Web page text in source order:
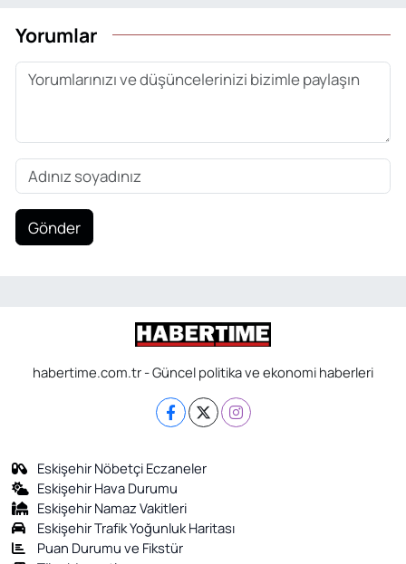
Yorumlar
Gönder
habertime.com.tr - Güncel politika ve ekonomi haberleri
Eskişehir Nöbetçi Eczaneler
Eskişehir Hava Durumu
Eskişehir Namaz Vakitleri
Eskişehir Trafik Yoğunluk Haritası
Puan Durumu ve Fikstür